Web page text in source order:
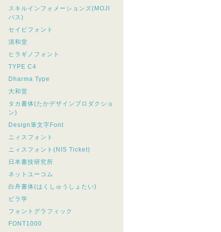
スキルインフォメーションズ(MOJI
パス)
セイビフォント
清和堂
ヒラギノフォント
TYPE C4
Dharma Type
大和堂
タカ書体(たかデザインプロダクショ
ン)
Design筆文字Font
ニィスフォント
ニィスフォント(NIS Ticket)
日本書技研究所
ネットユーコム
白舟書体(はくしゅうしょたい)
ビラ学
フォントグラフィック
FONT1000